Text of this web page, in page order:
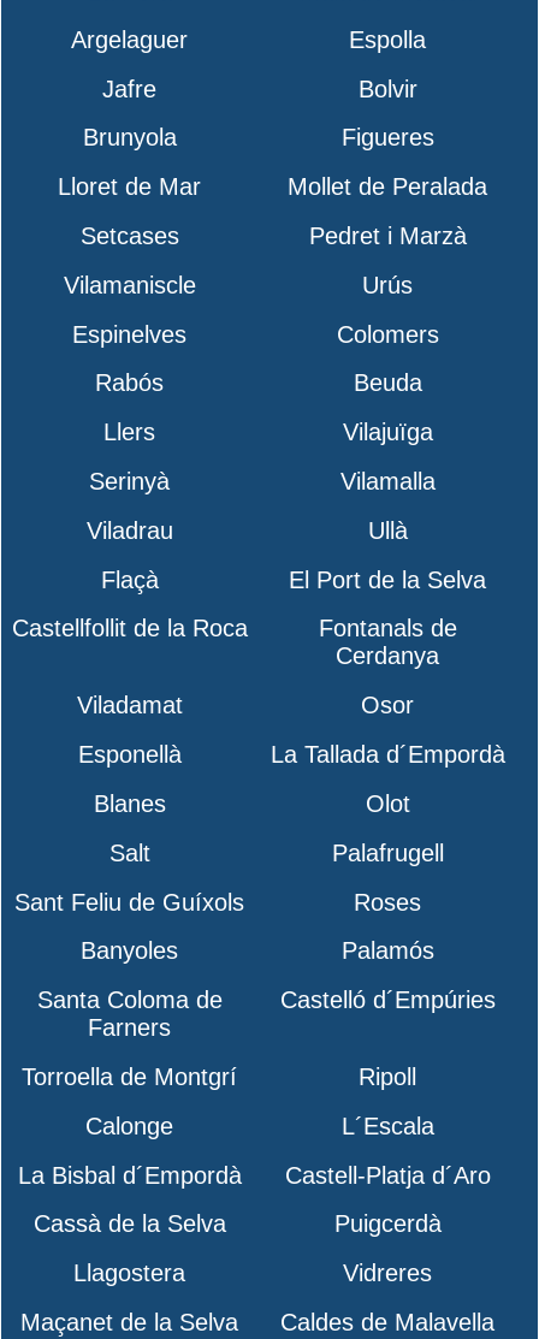
Argelaguer
Espolla
Jafre
Bolvir
Brunyola
Figueres
Lloret de Mar
Mollet de Peralada
Setcases
Pedret i Marzà
Vilamaniscle
Urús
Espinelves
Colomers
Rabós
Beuda
Llers
Vilajuïga
Serinyà
Vilamalla
Viladrau
Ullà
Flaçà
El Port de la Selva
Castellfollit de la Roca
Fontanals de
Cerdanya
Viladamat
Osor
Esponellà
La Tallada d´Empordà
Blanes
Olot
Salt
Palafrugell
Sant Feliu de Guíxols
Roses
Banyoles
Palamós
Santa Coloma de
Farners
Castelló d´Empúries
Torroella de Montgrí
Ripoll
Calonge
L´Escala
La Bisbal d´Empordà
Castell-Platja d´Aro
Cassà de la Selva
Puigcerdà
Llagostera
Vidreres
Maçanet de la Selva
Caldes de Malavella